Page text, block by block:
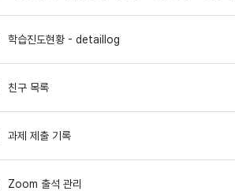
학습진도현황 - detaillog
친구 목록
과제 제출 기록
Zoom 출석 관리